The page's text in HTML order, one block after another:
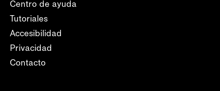
Centro de ayuda
Tutoriales
Accesibilidad
Privacidad
Contacto